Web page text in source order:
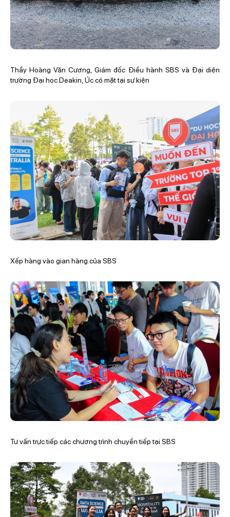
Thầy Hoàng Văn Cương, Giám đốc Điều hành SBS và Đại diện
trường Đại học Deakin, Úc có mặt tại sự kiện
Xếp hàng vào gian hàng của SBS
Tư vấn trực tiếp các chương trình chuyển tiếp tại SBS